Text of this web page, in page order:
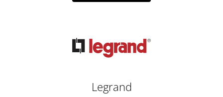
Legrand